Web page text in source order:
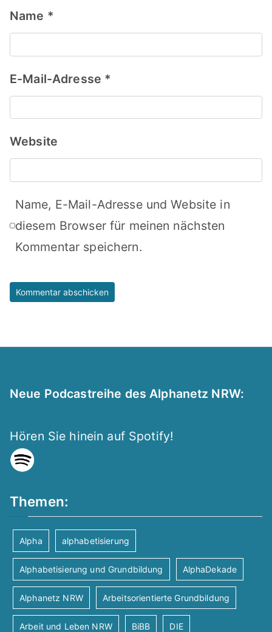
Name *
E-Mail-Adresse *
Website
Name, E-Mail-Adresse und Website in
diesem Browser für meinen nächsten
Kommentar speichern.
Neue Podcastreihe des Alphanetz NRW:
Hören Sie hinein auf Spotify!
Themen:
Alpha alphabetisierung
Alphabetisierung und Grundbildung AlphaDekade
Alphanetz NRW Arbeitsorientierte Grundbildung
Arbeit und Leben NRW BiBB DIE